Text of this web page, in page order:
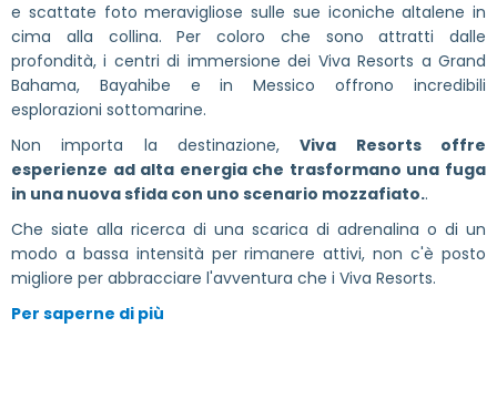
e scattate foto meravigliose sulle sue iconiche altalene in
cima alla collina. Per coloro che sono attratti dalle
profondità, i centri di immersione dei Viva Resorts a Grand
Bahama, Bayahibe e in Messico offrono incredibili
esplorazioni sottomarine.
Non importa la destinazione,Viva Resorts offre
esperienze ad alta energia che trasformano una fuga
in una nuova sfida con uno scenario mozzafiato..
Che siate alla ricerca di una scarica di adrenalina o di un
modo a bassa intensità per rimanere attivi, non c'è posto
migliore per abbracciare l'avventura che i Viva Resorts.
Per saperne di più